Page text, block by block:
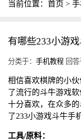
当前位置： 首页 >
有哪些233小游
分类于： 手机教程 回
相信喜欢棋牌的小
了流行的斗牛游戏
十分喜欢，在众多
了233小游戏斗牛手
工具/原料：